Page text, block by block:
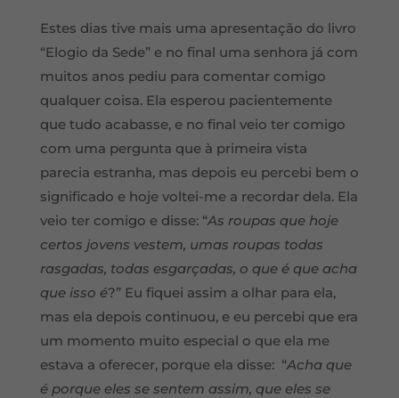
Estes dias tive mais uma apresentação do livro
“Elogio da Sede” e no final uma senhora já com
muitos anos pediu para comentar comigo
qualquer coisa. Ela esperou pacientemente
que tudo acabasse, e no final veio ter comigo
com uma pergunta que à primeira vista
parecia estranha, mas depois eu percebi bem o
significado e hoje voltei-me a recordar dela. Ela
veio ter comigo e disse: “As roupas que hoje
certos jovens vestem, umas roupas todas
rasgadas, todas esgarçadas, o que é que acha
que isso é?” Eu fiquei assim a olhar para ela,
mas ela depois continuou, e eu percebi que era
um momento muito especial o que ela me
estava a oferecer, porque ela disse: “Acha que
é porque eles se sentem assim, que eles se